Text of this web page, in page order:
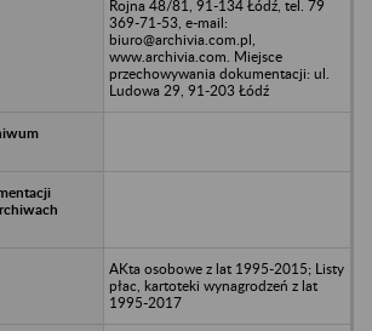
Rojna 48/81, 91-134 Łódź, tel. 79
369-71-53, e-mail:
biuro@archivia.com.pl,
www.archivia.com. Miejsce
przechowywania dokumentacji: ul.
Ludowa 29, 91-203 Łódź
AKta osobowe z lat 1995-2015; Listy
płac, kartoteki wynagrodzeń z lat
1995-2017